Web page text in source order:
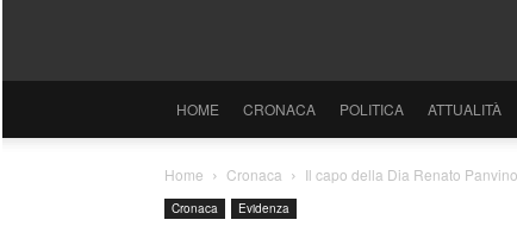
HOME CRONACA POLITICA ATTUALITÀ
Home Cronaca Il capo della Dia Renato
Cronaca Evidenza